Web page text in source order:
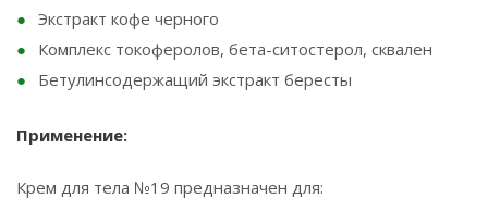
Экстракт кофе черного
Комплекс токоферолов, бета-ситостерол, сквален
Бетулинсодержащий экстракт бересты
Применение:
Крем для тела №19 предназначен для: